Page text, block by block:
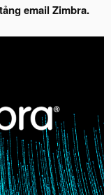
email Zimbra.